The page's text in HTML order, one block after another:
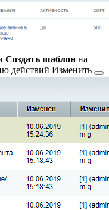
Создать шаблон на
действий Изменить